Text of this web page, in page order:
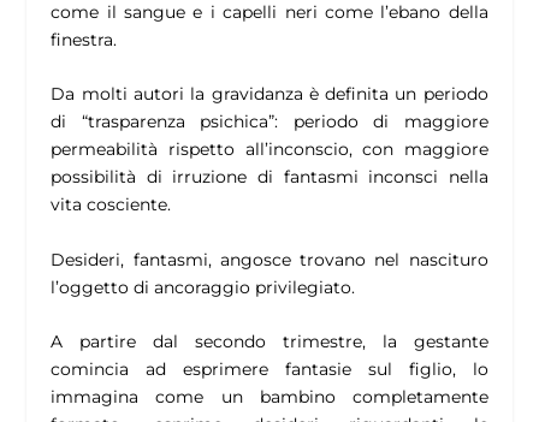
come il sangue e i capelli neri come l’ebano della
finestra.
Da molti autori la gravidanza è definita un periodo
di “trasparenza psichica”: periodo di maggiore
permeabilità rispetto all’inconscio, con maggiore
possibilità di irruzione di fantasmi inconsci nella
vita cosciente.
Desideri, fantasmi, angosce trovano nel nascituro
l’oggetto di ancoraggio privilegiato.
A partire dal secondo trimestre, la gestante
comincia ad esprimere fantasie sul figlio, lo
immagina come un bambino completamente